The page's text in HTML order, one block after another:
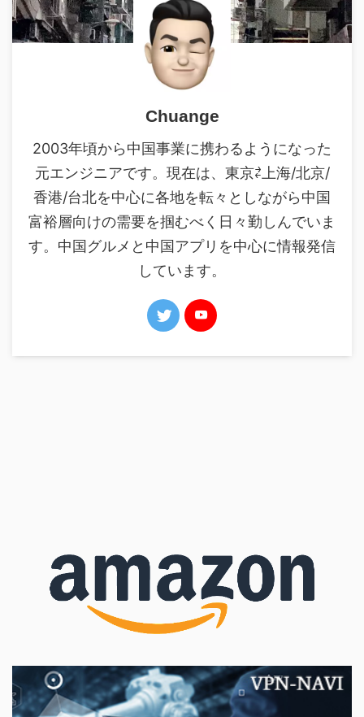
Chuange
2003年頃から中国事業に携わるようになった
元エンジニアです。現在は、東京⇄上海/北京/
香港/台北を中心に各地を転々としながら中国
富裕層向けの需要を掴むべく日々勤しんでいま
す。中国グルメと中国アプリを中心に情報発信
しています。